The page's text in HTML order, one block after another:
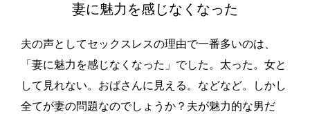
妻に魅力を感じなくなった
夫の声としてセックスレスの理由で一番多いのは、
「妻に魅力を感じなくなった」でした。太った。女と
して見れない。おばさんに見える。などなど。しかし
全てが妻の問題なのでしょうか？夫が魅力的な男だ